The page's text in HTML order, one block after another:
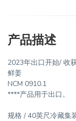
产品描述
2023年出口开始/ 收
鲜姜
NCM 0910.1
****产品用于出口。
规格 / 40英尺冷藏集